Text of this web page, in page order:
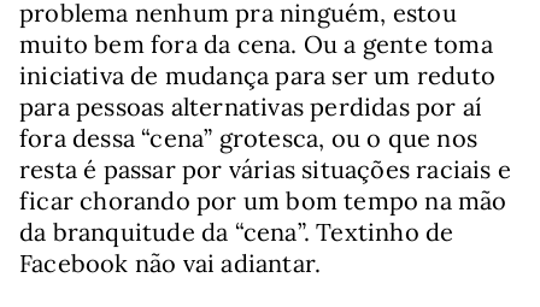
problema nenhum pra ninguém, estou
muito bem fora da cena. Ou a gente toma
iniciativa de mudança para ser um reduto
para pessoas alternativas perdidas por aí
fora dessa “cena” grotesca, ou o que nos
resta é passar por várias situações raciais e
ficar chorando por um bom tempo na mão
da branquitude da “cena”. Textinho de
Facebook não vai adiantar.